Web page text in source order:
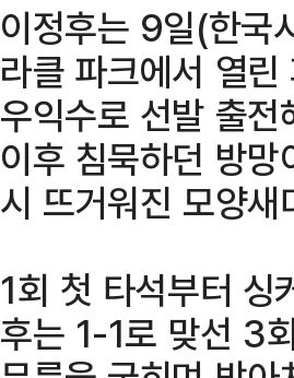
이정후는 9일(한국
라클 파크에서 열
우익수로 선발 출
이후 침묵하던 방
시 뜨거워진 모양
1회 첫 타석부터 싱
후는 1-1로 맞선 3